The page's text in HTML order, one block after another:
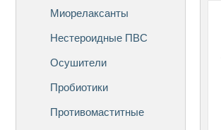
Миорелаксанты
Нестероидные ПВС
Осушители
Пробиотики
Противомаститные